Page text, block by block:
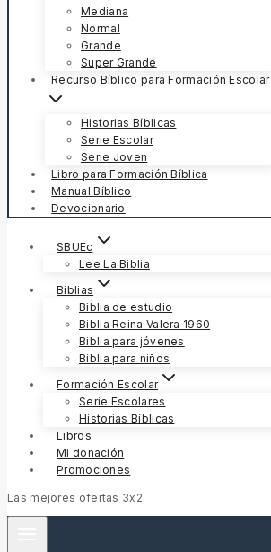
Mediana
Normal
Grande
Super Grande
Recurso Bíblico para Formación Escolar
Historias Bíblicas
Serie Escolar
Serie Joven
Libro para Formación Bíblica
Manual Bíblico
Devocionario
SBUEc
Lee La Biblia
Biblias
Biblia de estudio
Biblia Reina Valera 1960
Biblia para jóvenes
Biblia para niños
Formación Escolar
Serie Escolares
Historias Bíblicas
Libros
Mi donación
Promociones
Las mejores ofertas 3x2